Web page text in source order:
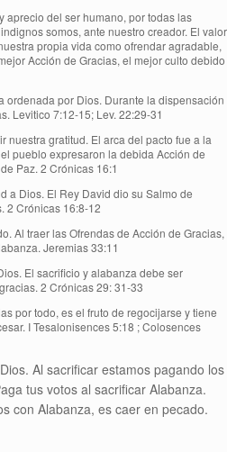
aprecio del ser humano, por todas las
somos, ante nuestro creador. El valor
propia vida como ofrendar agradable,
Acción de Gracias, el mejor culto debido
ordenada por Dios. Durante la dispensación
Levitico 7:12-15; Lev. 22:29-31
nuestra gratitud. El arca del pacto fue a la
pueblo expresaron la debida Acción de
Paz. 2 Crónicas 16:1
a Dios. El Rey David dio su Salmo de
2 Crónicas 16:8-12
Al traer las Ofrendas de Acción de Gracias,
Jeremias 33:11
El sacrificio y alabanza debe ser
2 Crónicas 29: 31-33
por todo, es el fruto de regocijarse y tiene
I Tesalonisences 5:18 ; Colosences
Al sacrificar estamos pagando los
tus votos al sacrificar Alabanza.
con Alabanza, es caer en pecado.